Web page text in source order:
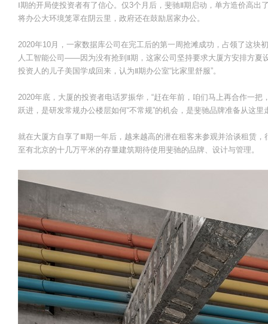
Ⅰ期的开局使投资者有了信心。仅3个月后，斐驰Ⅱ期启动，单方造价高出
将办公大环境笼罩在阴云里，政府还在鼓励居家办公。
2020年10月，一家数据库公司在完工后的第一周抢滩成功，占领了这
人工智能公司——因为没有抢到Ⅱ期，这家公司坚持要求大厦方安排方夏
投资人的儿子美国学成回来，认为Ⅱ期办公室“比家里舒服”。
2020年底，大厦的投资者电话罗振华，“赶在年前，咱们马上再合作一
跃进，是研发常规办公楼层如何“不常规”的机会，是斐驰品牌准备从这里
就在大厦方自享了Ⅲ期一年后，越来越高的潜在租客来参观并洽谈租赁
至有北京的十几万平米的存量建筑期待使用斐驰的品牌、设计与管理。